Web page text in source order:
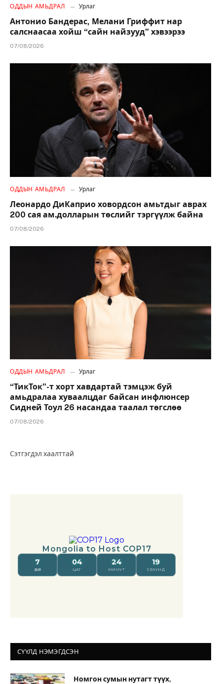
ОДДЫН АМЬДРАЛ Урлаг
Антонио Бандерас, Мелани Гриффит нар
салснаасаа хойш “сайн найзууд” хэвээрээ
07/08/2026
ОДДЫН АМЬДРАЛ Урлаг
Леонардо ДиКаприо ховордсон амьтдыг аврах
200 сая ам.долларын төслийг тэргүүлж байна
07/08/2026
ОДДЫН АМЬДРАЛ Урлаг
“ТикТок”-т хорт хавдартай тэмцэж буй
амьдралаа хуваалцдаг байсан инфлюнсер
Сидней Тоул 26 насандаа таалал төгслөө
07/08/2026
Сэтгэгдэл хаалттай
СҮҮЛД НЭМЭГДСЭН
Номгон сумын нутагт түүх,